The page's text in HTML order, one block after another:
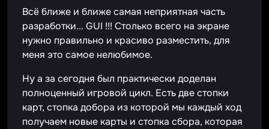
Всё ближе и ближе самая неприятная часть
разработки... GUI !!! Столько всего на экране
нужно правильно и красиво разместить, для
меня это самое нелюбимое.
Ну а за сегодня был практически доделан
полноценный игровой цикл. Есть две стопки
карт, стопка добора из которой мы каждый ход
получаем новые карты и стопка сбора, которая